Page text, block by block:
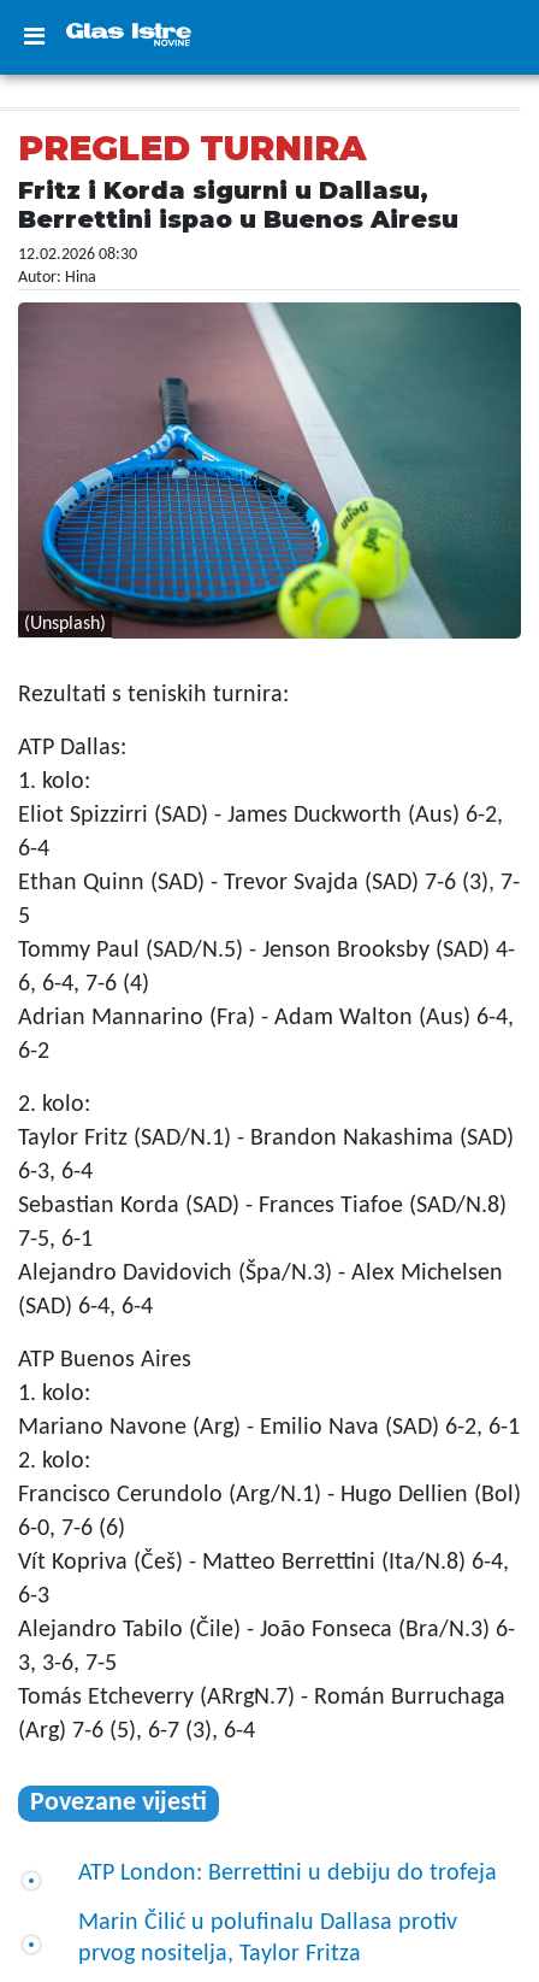
PREGLED TURNIRA
Fritz i Korda sigurni u Dallasu,
Berrettini ispao u Buenos Airesu
12.02.2026 08:30
Autor: Hina
(Unsplash)
Rezultati s teniskih turnira:
ATP Dallas:
1. kolo:
Eliot Spizzirri (SAD) - James Duckworth (Aus) 6-2,
6-4
Ethan Quinn (SAD) - Trevor Svajda (SAD) 7-6 (3), 7-
5
Tommy Paul (SAD/N.5) - Jenson Brooksby (SAD) 4-
6, 6-4, 7-6 (4)
Adrian Mannarino (Fra) - Adam Walton (Aus) 6-4,
6-2
2. kolo:
Taylor Fritz (SAD/N.1) - Brandon Nakashima (SAD)
6-3, 6-4
Sebastian Korda (SAD) - Frances Tiafoe (SAD/N.8)
7-5, 6-1
Alejandro Davidovich (Špa/N.3) - Alex Michelsen
(SAD) 6-4, 6-4
ATP Buenos Aires
1. kolo:
Mariano Navone (Arg) - Emilio Nava (SAD) 6-2, 6-1
2. kolo:
Francisco Cerundolo (Arg/N.1) - Hugo Dellien (Bol)
6-0, 7-6 (6)
Vít Kopriva (Češ) - Matteo Berrettini (Ita/N.8) 6-4,
6-3
Alejandro Tabilo (Čile) - João Fonseca (Bra/N.3) 6-
3, 3-6, 7-5
Tomás Etcheverry (ARrgN.7) - Román Burruchaga
(Arg) 7-6 (5), 6-7 (3), 6-4
Povezane vijesti
ATP London: Berrettini u debiju do trofeja
Marin Čilić u polufinalu Dallasa protiv
prvog nositelja, Taylor Fritza